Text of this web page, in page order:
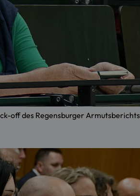
off des Regensburger